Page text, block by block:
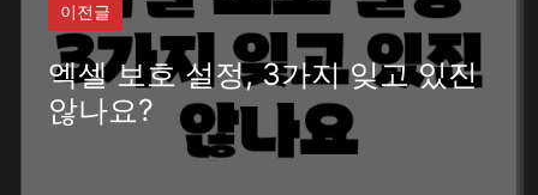
이전글
엑셀 보호 설정, 3가지 잊고 있진
않나요?